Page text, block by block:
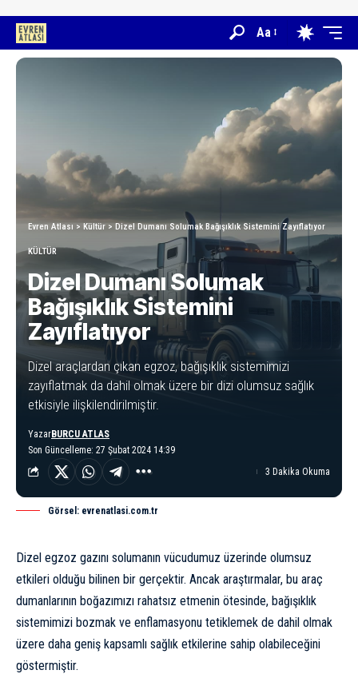
Aa
Evren Atlası > Kültür > Dizel Dumanı Solumak Bağışıklık Sistemini Zayıflatıyor
KÜLTÜR
Dizel Dumanı Solumak
Bağışıklık Sistemini
Zayıflatıyor
Dizel araçlardan çıkan egzoz, bağışıklık sistemimizi
zayıflatmak da dahil olmak üzere bir dizi olumsuz sağlık
etkisiyle ilişkilendirilmiştir.
Son Güncelleme: 27 Şubat 2024 14:39
YazarBURCU ATLAS
3 Dakika Okuma
Görsel: evrenatlasi.com.tr
Dizel egzoz gazını solumanın vücudumuz üzerinde olumsuz
etkileri olduğu bilinen bir gerçektir. Ancak araştırmalar, bu araç
dumanlarının boğazımızı rahatsız etmenin ötesinde, bağışıklık
sistemimizi bozmak ve enflamasyonu tetiklemek de dahil olmak
üzere daha geniş kapsamlı sağlık etkilerine sahip olabileceğini
göstermiştir.